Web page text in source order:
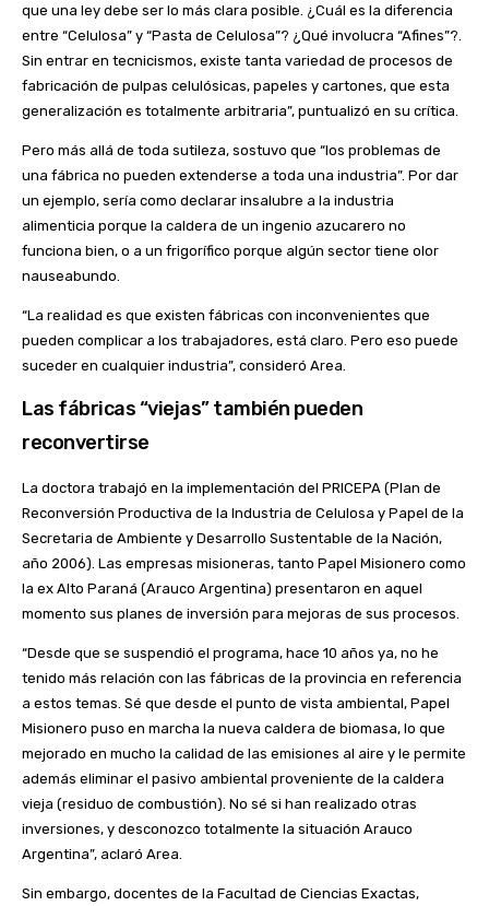
que una ley debe ser lo más clara posible. ¿Cuál es la diferencia
entre “Celulosa” y “Pasta de Celulosa”? ¿Qué involucra “Afines”?.
Sin entrar en tecnicismos, existe tanta variedad de procesos de
fabricación de pulpas celulósicas, papeles y cartones, que esta
generalización es totalmente arbitraria”, puntualizó en su crítica.
Pero más allá de toda sutileza, sostuvo que “los problemas de
una fábrica no pueden extenderse a toda una industria”. Por dar
un ejemplo, sería como declarar insalubre a la industria
alimenticia porque la caldera de un ingenio azucarero no
funciona bien, o a un frigorífico porque algún sector tiene olor
nauseabundo.
“La realidad es que existen fábricas con inconvenientes que
pueden complicar a los trabajadores, está claro. Pero eso puede
suceder en cualquier industria”, consideró Area.
Las fábricas “viejas” también pueden
reconvertirse
La doctora trabajó en la implementación del PRICEPA (Plan de
Reconversión Productiva de la Industria de Celulosa y Papel de la
Secretaria de Ambiente y Desarrollo Sustentable de la Nación,
año 2006). Las empresas misioneras, tanto Papel Misionero como
la ex Alto Paraná (Arauco Argentina) presentaron en aquel
momento sus planes de inversión para mejoras de sus procesos.
“Desde que se suspendió el programa, hace 10 años ya, no he
tenido más relación con las fábricas de la provincia en referencia
a estos temas. Sé que desde el punto de vista ambiental, Papel
Misionero puso en marcha la nueva caldera de biomasa, lo que
mejorado en mucho la calidad de las emisiones al aire y le permite
además eliminar el pasivo ambiental proveniente de la caldera
vieja (residuo de combustión). No sé si han realizado otras
inversiones, y desconozco totalmente la situación Arauco
Argentina”, aclaró Area.
Sin embargo, docentes de la Facultad de Ciencias Exactas,